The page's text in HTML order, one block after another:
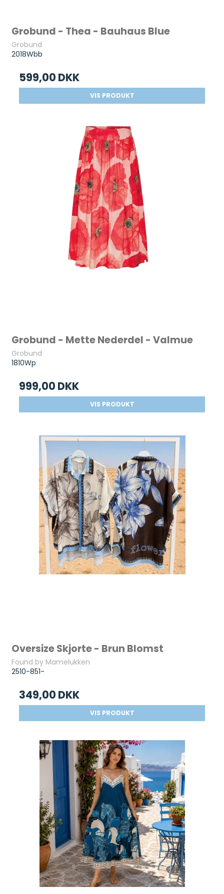
Grobund - Thea - Bauhaus Blue
Grobund
2018Wbb
599,00 DKK
VIS PRODUKT
Grobund - Mette Nederdel - Valmue
Grobund
1810Wp
999,00 DKK
VIS PRODUKT
Oversize Skjorte - Brun Blomst
Found by Mamelukken
2510-851-
349,00 DKK
VIS PRODUKT